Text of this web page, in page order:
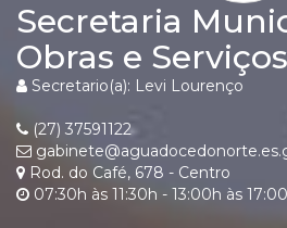
Secretaria
Obras e
Secretario(a): Levi Lourenço
(27) 37591122
Rod. do Café, 678 - Centro
07:30h às 11:30h - 13:00h às